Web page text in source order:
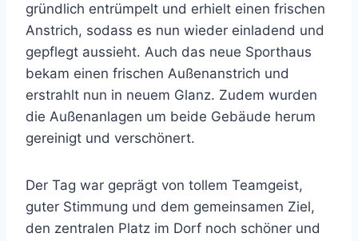
gründlich entrümpelt und erhielt einen frischen
Anstrich, sodass es nun wieder einladend und
gepflegt aussieht. Auch das neue Sporthaus
bekam einen frischen Außenanstrich und
erstrahlt nun in neuem Glanz. Zudem wurden
die Außenanlagen um beide Gebäude herum
gereinigt und verschönert.
Der Tag war geprägt von tollem Teamgeist,
guter Stimmung und dem gemeinsamen Ziel,
den zentralen Platz im Dorf noch schöner und